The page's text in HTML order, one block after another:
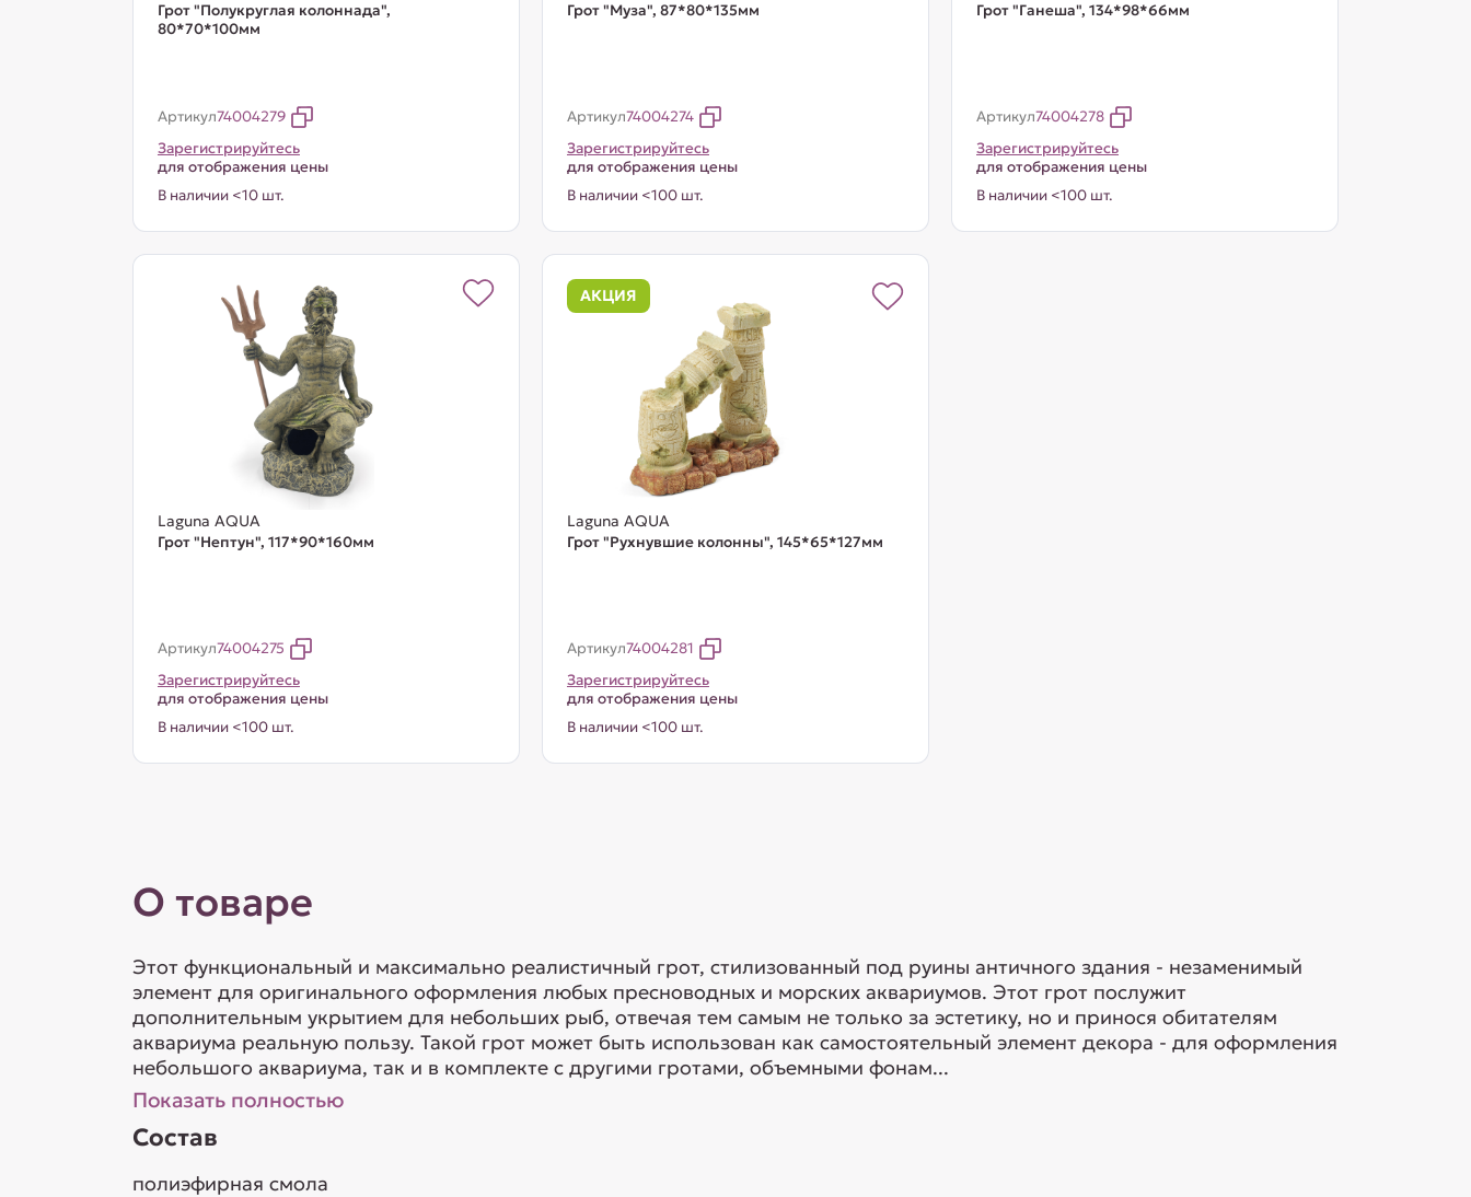
Грот "Полукруглая колоннада",
80*70*100мм
Артикул74004279
Зарегистрируйтесь
для отображения цены
В наличии <10 шт.
Грот "Муза", 87*80*135мм
Артикул74004274
Зарегистрируйтесь
для отображения цены
В наличии <100 шт.
Грот "Ганеша", 134*98*66мм
Артикул74004278
Зарегистрируйтесь
для отображения цены
В наличии <100 шт.
Laguna AQUA
Грот "Нептун", 117*90*160мм
Артикул74004275
Зарегистрируйтесь
для отображения цены
В наличии <100 шт.
АКЦИЯ
Laguna AQUA
Грот "Рухнувшие колонны", 145*65*127мм
Артикул74004281
Зарегистрируйтесь
для отображения цены
В наличии <100 шт.
О товаре
Этот функциональный и максимально реалистичный грот, стилизованный под руины античного здания - незаменимый
элемент для оригинального оформления любых пресноводных и морских аквариумов. Этот грот послужит
дополнительным укрытием для небольших рыб, отвечая тем самым не только за эстетику, но и принося обитателям
аквариума реальную пользу. Такой грот может быть использован как самостоятельный элемент декора - для оформления
небольшого аквариума, так и в комплекте с другими гротами, объемными фонам...
Показать полностью
Состав
полиэфирная смола